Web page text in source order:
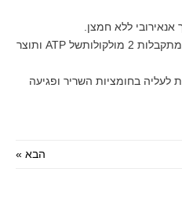
ללא חמצן.
מפרוק מולקולת גלוקוז ללא חמצן מתקבלות 2 מולקולותשל ATP ותוצר
בחומציות השריר ופגיעה
הבא »